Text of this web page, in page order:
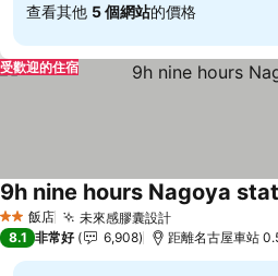
查看其他 5 個網站的價格
受歡迎的住宿
2 星級飯店 未來感膠囊設計查看價格
9h nine hours Nagoya
8.1 非常好 6,908 距離名古屋車站